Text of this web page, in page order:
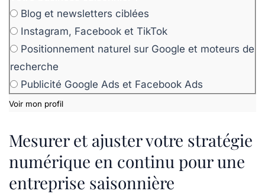
Blog et newsletters ciblées
Instagram, Facebook et TikTok
Positionnement naturel sur Google et moteurs de
recherche
Publicité Google Ads et Facebook Ads
Voir mon profil
Mesurer et ajuster votre stratégie
numérique en continu pour une
entreprise saisonnière